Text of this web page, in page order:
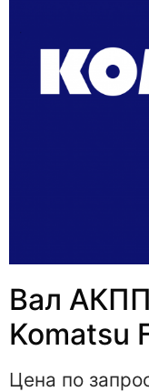
Вал
Komatsu
Цена по